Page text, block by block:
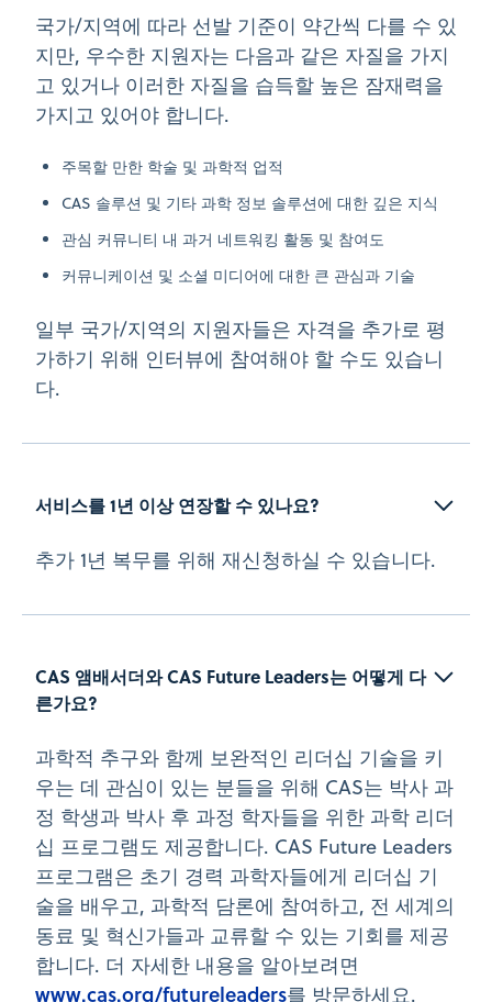
국가/지역에 따라 선발 기준이 약간씩 다를 수 있
지만, 우수한 지원자는 다음과 같은 자질을 가지
고 있거나 이러한 자질을 습득할 높은 잠재력을
가지고 있어야 합니다.
주목할 만한 학술 및 과학적 업적
CAS 솔루션 및 기타 과학 정보 솔루션에 대한 깊은 지식
관심 커뮤니티 내 과거 네트워킹 활동 및 참여도
커뮤니케이션 및 소셜 미디어에 대한 큰 관심과 기술
일부 국가/지역의 지원자들은 자격을 추가로 평
가하기 위해 인터뷰에 참여해야 할 수도 있습니
다.
서비스를 1년 이상 연장할 수 있나요?
추가 1년 복무를 위해 재신청하실 수 있습니다.
CAS 앰배서더와 CAS Future Leaders는 어떻게 다
른가요?
과학적 추구와 함께 보완적인 리더십 기술을 키
우는 데 관심이 있는 분들을 위해 CAS는 박사 과
정 학생과 박사 후 과정 학자들을 위한 과학 리더
십 프로그램도 제공합니다. CAS Future Leaders
프로그램은 초기 경력 과학자들에게 리더십 기
술을 배우고, 과학적 담론에 참여하고, 전 세계의
동료 및 혁신가들과 교류할 수 있는 기회를 제공
합니다. 더 자세한 내용을 알아보려면
www.cas.org/futureleaders를 방문하세요.